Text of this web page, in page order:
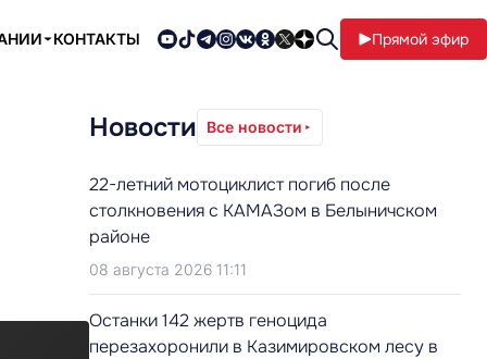
КОНТАКТЫ Прямой эфир
Новости Все новости
22-летний мотоциклист погиб после
столкновения с КАМАЗом в Белыничском
районе
08 августа 2026 11:11
Останки 142 жертв геноцида
перезахоронили в Казимировском лесу в